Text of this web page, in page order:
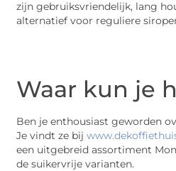
zijn gebruiksvriendelijk, lang
alternatief voor reguliere
Waar kun je
Ben je enthousiast geworden
Je vindt ze bij
een uitgebreid assortiment
de suikervrije varianten.